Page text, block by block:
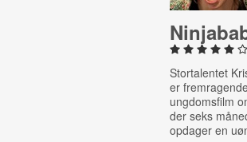
Stortalentet
er
ungdomsfilm
der seks
opdager en